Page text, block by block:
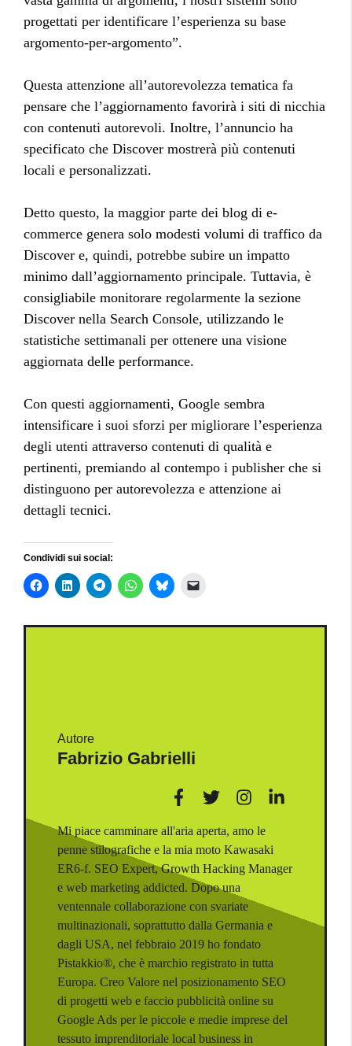
progettati per identificare l’esperienza su base
argomento-per-argomento”.
Questa attenzione all’autorevolezza tematica fa
pensare che l’aggiornamento favorirà i siti di nicchia
con contenuti autorevoli. Inoltre, l’annuncio ha
specificato che Discover mostrerà più contenuti
locali e personalizzati.
Detto questo, la maggior parte dei blog di e-
commerce genera solo modesti volumi di traffico da
Discover e, quindi, potrebbe subire un impatto
minimo dall’aggiornamento principale. Tuttavia, è
consigliabile monitorare regolarmente la sezione
Discover nella Search Console, utilizzando le
statistiche settimanali per ottenere una visione
aggiornata delle performance.
Con questi aggiornamenti, Google sembra
intensificare i suoi sforzi per migliorare l’esperienza
degli utenti attraverso contenuti di qualità e
pertinenti, premiando al contempo i publisher che si
distinguono per autorevolezza e attenzione ai
dettagli tecnici.
Condividi sui social:
Autore
Fabrizio Gabrielli
Mi piace camminare all'aria aperta, amo le
penne stilografiche e la mia moto Kawasaki
ER6-f. SEO Expert, Growth Hacking Manager
e web marketing addicted. Dopo una
ventennale collaborazione con svariate
multinazionali, soprattutto dalla Germania e
dagli USA, nel febbraio 2019 ho fondato
Pistakkio®, che è marchio registrato in tutta
Europa. Creo Valore nel posizionamento SEO
di progetti web e faccio pubblicità online su
Google Ads per le piccole e medie imprese del
tessuto imprenditoriale local business in